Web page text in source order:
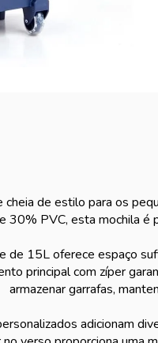
cheia de estilo para os
30% PVC, esta mochila é
de 15L oferece espaço
principal com zíper
armazenar garrafas,
adicionam